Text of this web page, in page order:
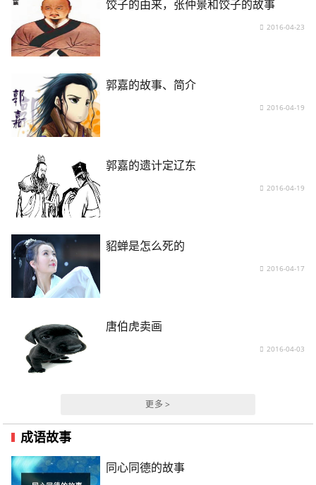
饺子的由来，张仲景和饺子的故事
2016-04-23
郭嘉的故事、简介
2016-04-19
郭嘉的遗计定辽东
2016-04-19
貂蝉是怎么死的
2016-04-17
唐伯虎卖画
2016-04-03
更多 >
成语故事
同心同德的故事